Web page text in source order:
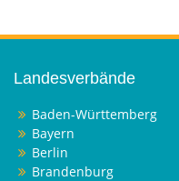
Landesverbände
Baden-Württemberg
Bayern
Berlin
Brandenburg